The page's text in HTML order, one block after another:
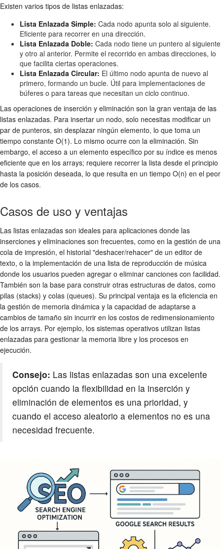
Existen varios tipos de listas enlazadas:
Lista Enlazada Simple: Cada nodo apunta solo al siguiente.
Eficiente para recorrer en una dirección.
Lista Enlazada Doble: Cada nodo tiene un puntero al siguiente
y otro al anterior. Permite el recorrido en ambas direcciones, lo
que facilita ciertas operaciones.
Lista Enlazada Circular: El último nodo apunta de nuevo al
primero, formando un bucle. Útil para implementaciones de
búferes o para tareas que necesitan un ciclo continuo.
Las operaciones de inserción y eliminación son la gran ventaja de las
listas enlazadas. Para insertar un nodo, solo necesitas modificar un
par de punteros, sin desplazar ningún elemento, lo que toma un
tiempo constante O(1). Lo mismo ocurre con la eliminación. Sin
embargo, el acceso a un elemento específico por su índice es menos
eficiente que en los arrays; requiere recorrer la lista desde el principio
hasta la posición deseada, lo que resulta en un tiempo O(n) en el peor
de los casos.
Casos de uso y ventajas
Las listas enlazadas son ideales para aplicaciones donde las
inserciones y eliminaciones son frecuentes, como en la gestión de una
cola de impresión, el historial "deshacer/rehacer" de un editor de
texto, o la implementación de una lista de reproducción de música
donde los usuarios pueden agregar o eliminar canciones con facilidad.
También son la base para construir otras estructuras de datos, como
pilas (stacks) y colas (queues). Su principal ventaja es la eficiencia en
la gestión de memoria dinámica y la capacidad de adaptarse a
cambios de tamaño sin incurrir en los costos de redimensionamiento
de los arrays. Por ejemplo, los sistemas operativos utilizan listas
enlazadas para gestionar la memoria libre y los procesos en
ejecución.
Consejo: Las listas enlazadas son una excelente
opción cuando la flexibilidad en la inserción y
eliminación de elementos es una prioridad, y
cuando el acceso aleatorio a elementos no es una
necesidad frecuente.